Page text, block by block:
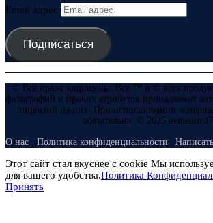
Email адрес
Подписаться
© Все права защищены. Все ™ и © всех
фотографий и прочих атрибутов принадлежат
лицензий на них. При использовании
обязательна. © 2025
О нас Политика конфиденциальности
Этот сайт стал вкуснее с cookie Мы
для вашего удобства.Политика
Принять